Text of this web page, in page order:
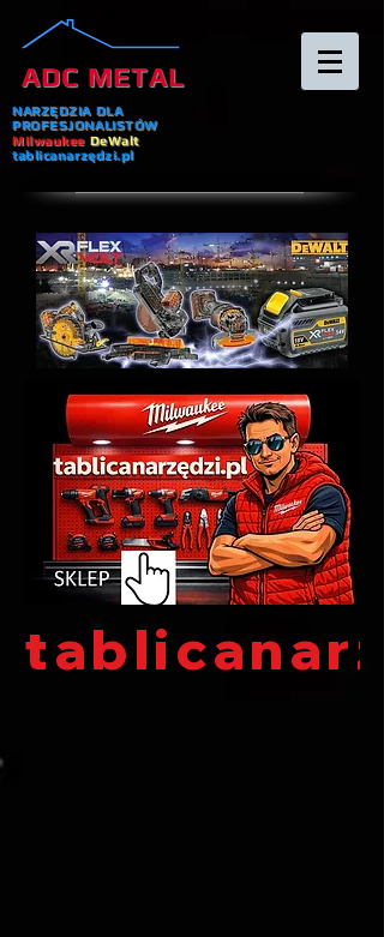
ADC METAL
NARZĘDZIA DLA
PROFESJONALISTÓW
Milwaukee DeWalt
tablicanarzędzi.pl